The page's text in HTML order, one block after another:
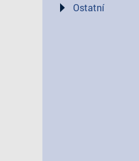
Ostatní